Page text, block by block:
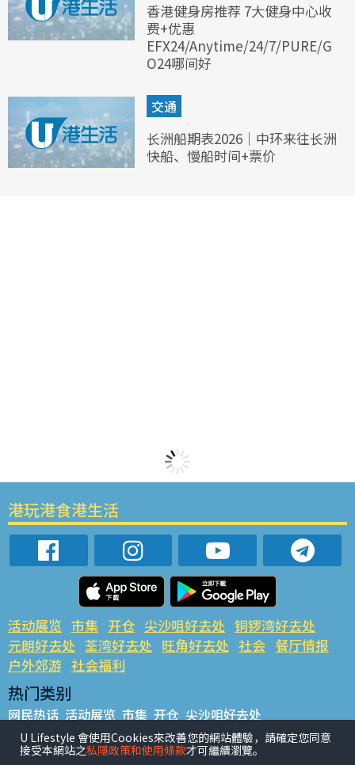
香港健身房推荐 7大健身中心收
费+优惠
EFX24/Anytime/24/7/PURE/G
O24哪间好
交通
长洲船期表2026｜中环来往长洲
快船、慢船时间+票价
港玩港食港生活
活动展览 市集 开仓 尖沙咀好去处 铜锣湾好去处
元朗好去处 荃湾好去处 旺角好去处 社会 餐厅情报
户外郊游 社会福利
热门类别
网民热话 活动展览 市集 开仓 尖沙咀好去处
铜锣湾好去处 元朗好去处 荃湾好去处 旺角好去处 社会
餐厅情报 户外郊游
U Lifestyle 會使用Cookies來改善您的網站體驗，請確定您同意
接受本網站之私隱政策和使用條款才可繼續瀏覽。